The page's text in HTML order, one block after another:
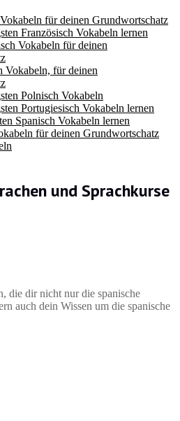
für deinen Grundwortschatz
Französisch Vokabeln lernen
Vokabeln für deinen
Vokabeln, für deinen
Polnisch Vokabeln
Portugiesisch Vokabeln lernen
Spanisch Vokabeln lernen
für deinen Grundwortschatz
und Sprachkurse
die dir nicht nur die spanische
auch dein Wissen um die spanische